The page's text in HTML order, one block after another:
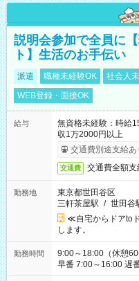
説明会参加で全員に
ト】生活のお手伝い
派遣 職種未経験OK 社会人
WEB登録・面接OK
給与
無資格未経験：時
収1万2000円以上
交通費別途支給あ
交通費 交通費全額支
勤務地
東京都世田谷区
三軒茶屋駅 / 世田谷
≪自宅からドアto
します。
勤務時間
9:00～18:00（休憩60分） ■ご希望があれば下記シフ
早番 7:00～16:00 遅番 10:00～
い」 「余裕を持って